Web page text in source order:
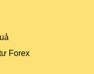
Forex